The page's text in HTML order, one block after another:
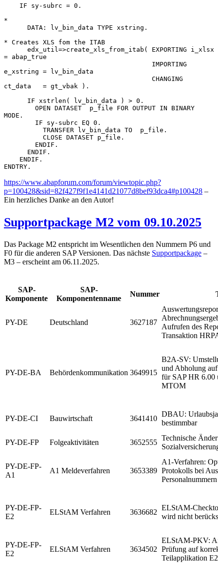
*
* Creates XLS fom the ITAB
= abap_true
e_xstring = lv_bin_data
ct_data   = gt_vbak ).
MODE.
ENDTRY.
https://www.abapforum.com/forum/viewtopic.php?
p=100428&sid=82f427f9f1e4141d21077d8bef93dca4#p100428 –
Ein herzliches Danke an den Autor!
Supportpackage M2 vom 09.10.2025
Das Package M2 entspricht im Wesentlichen den Nummern P6 und
F0 für die anderen SAP Versionen. Das nächste Supportpackage –
M3 – erscheint am 06.11.2025.
SAP-
Komponente
SAP-
Komponentenname
Nummer
PY-DE Deutschland 3627187
Aufrufen des
Transaktion
PY-DE-BA Behördenkommunikation 3649915
B2A-SV:
und Abholung
für SAP HR 6.00
MTOM
PY-DE-CI Bauwirtschaft 3641410
DBAU:
bestimmbar
PY-DE-FP Folgeaktivitäten 3652555
Technische
PY-DE-FP-
A1
A1 Meldeverfahren 3653389
A1-Verfahren:
Protokolls bei
Personalnummern
PY-DE-FP-
E2
ELStAM Verfahren 3636682
ELStAM-
wird nicht
PY-DE-FP-
E2
ELStAM Verfahren 3634502
ELStAM-PKV:
Prüfung auf
Teilapplikation